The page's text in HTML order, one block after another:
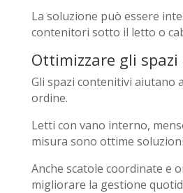
La soluzione può essere
contenitori sotto il letto o
Ottimizzare gli
Gli spazi contenitivi aiutano
ordine.
Letti con vano interno,
misura sono ottime
Anche scatole coordinate e
migliorare la gestione